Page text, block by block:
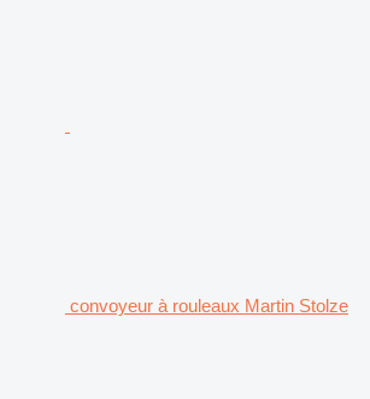
convoyeur à rouleaux Martin Stolze